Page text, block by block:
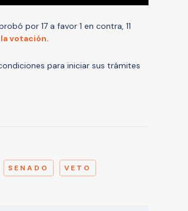
por 17 a favor 1 en contra, 11
votación.
para iniciar sus trámites
SENADO VETO